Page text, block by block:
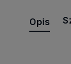
Opis